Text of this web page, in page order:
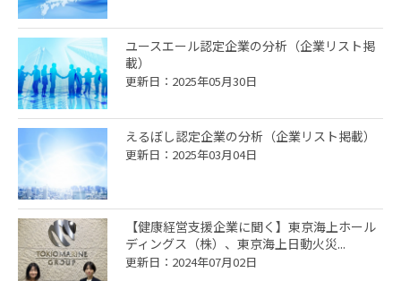
ユースエール認定企業の分析（企業リスト掲
載）
更新日：2025年05月30日
えるぼし認定企業の分析（企業リスト掲載）
更新日：2025年03月04日
【健康経営支援企業に聞く】東京海上ホール
ディングス（株）、東京海上日動火災...
更新日：2024年07月02日